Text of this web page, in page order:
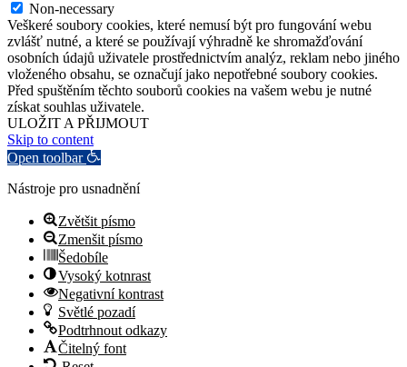
Non-necessary
Veškeré soubory cookies, které nemusí být pro fungování webu
zvlášť nutné, a které se používají výhradně ke shromažďování
osobních údajů uživatele prostřednictvím analýz, reklam nebo jiného
vloženého obsahu, se označují jako nepotřebné soubory cookies.
Před spuštěním těchto souborů cookies na vašem webu je nutné
získat souhlas uživatele.
ULOŽIT A PŘIJMOUT
Skip to content
Open toolbar
Nástroje pro usnadnění
Zvětšit písmo
Zmenšit písmo
Šedobíle
Vysoký kotnrast
Negativní kontrast
Světlé pozadí
Podtrhnout odkazy
Čitelný font